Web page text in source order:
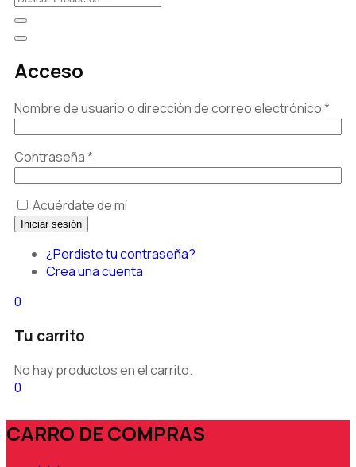
Acceso
Nombre de usuario o dirección de correo electrónico*
Contraseña*
Acuérdate de mí
¿Perdiste tu contraseña?
Crea una cuenta
0
Tu carrito
No hay productos en el carrito.
0
CARRO DE COMPRAS